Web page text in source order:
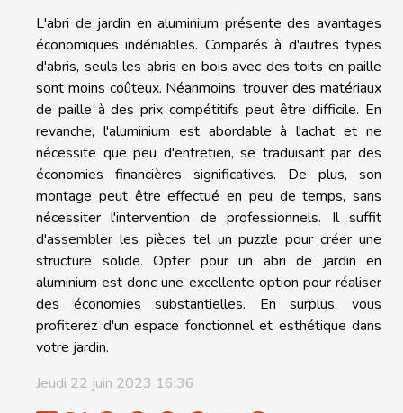
L'abri de jardin en aluminium présente des avantages
économiques indéniables. Comparés à d'autres types
d'abris, seuls les abris en bois avec des toits en paille
sont moins coûteux. Néanmoins, trouver des matériaux
de paille à des prix compétitifs peut être difficile. En
revanche, l'aluminium est abordable à l'achat et ne
nécessite que peu d'entretien, se traduisant par des
économies financières significatives. De plus, son
montage peut être effectué en peu de temps, sans
nécessiter l'intervention de professionnels. Il suffit
d'assembler les pièces tel un puzzle pour créer une
structure solide. Opter pour un abri de jardin en
aluminium est donc une excellente option pour réaliser
des économies substantielles. En surplus, vous
profiterez d'un espace fonctionnel et esthétique dans
votre jardin.
Jeudi 22 juin 2023 16:36